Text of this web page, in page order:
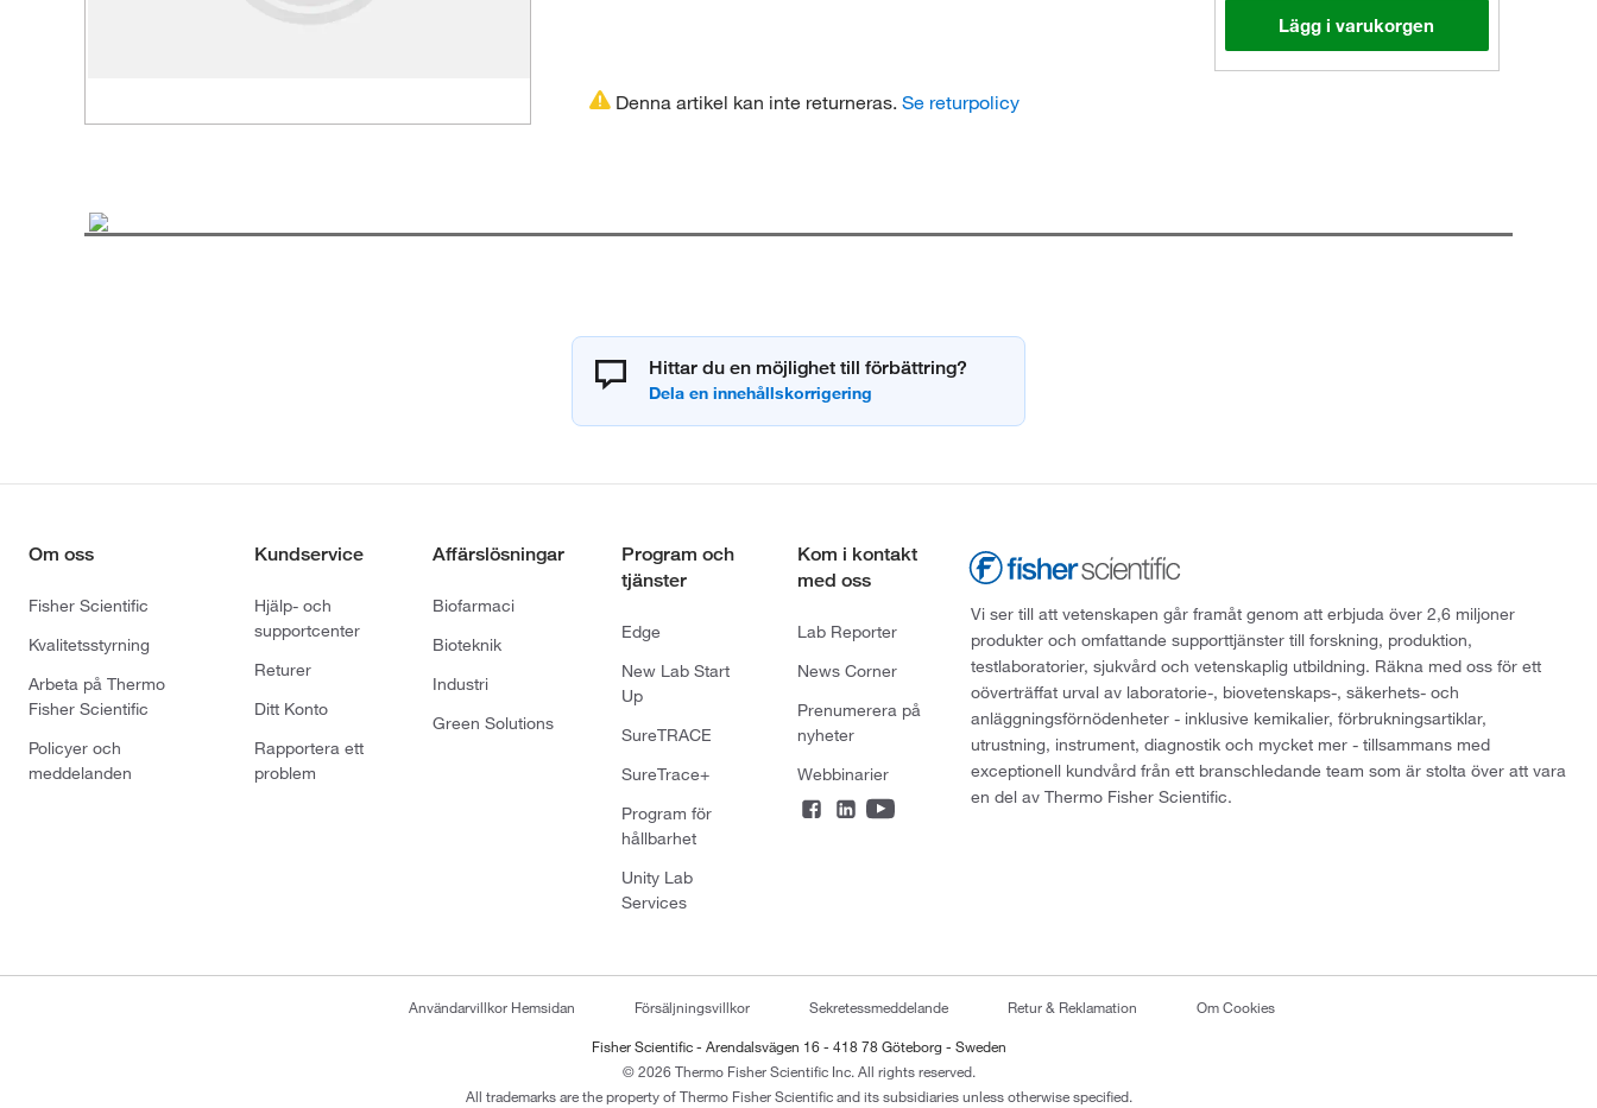
Lägg i varukorgen
Denna artikel kan inte returneras. Se returpolicy
Hittar du en möjlighet till förbättring?
Om oss
Fisher Scientific
Kvalitetsstyrning
Arbeta på Thermo
Fisher Scientific
Policyer och
meddelanden
Kundservice
Hjälp- och
supportcenter
Returer
Ditt Konto
Rapportera ett
problem
Affärslösningar
Biofarmaci
Bioteknik
Industri
Green Solutions
Program och
tjänster
Edge
New Lab Start
Up
SureTRACE
SureTrace+
Program för
hållbarhet
Unity Lab
Services
Kom i kontakt
med oss
Lab Reporter
News Corner
Prenumerera på
nyheter
Webbinarier
Vi ser till att vetenskapen går framåt genom att erbjuda över 2,6 miljoner
produkter och omfattande supporttjänster till forskning, produktion,
testlaboratorier, sjukvård och vetenskaplig utbildning. Räkna med oss för ett
oöverträffat urval av laboratorie-, biovetenskaps-, säkerhets- och
anläggningsförnödenheter - inklusive kemikalier, förbrukningsartiklar,
utrustning, instrument, diagnostik och mycket mer - tillsammans med
exceptionell kundvård från ett branschledande team som är stolta över att vara
en del av Thermo Fisher Scientific.
Användarvillkor Hemsidan Försäljningsvillkor Sekretessmeddelande Retur & Reklamation Om Cookies
Fisher Scientific - Arendalsvägen 16 - 418 78 Göteborg - Sweden
© 2026 Thermo Fisher Scientific Inc. All rights reserved.
All trademarks are the property of Thermo Fisher Scientific and its subsidiaries unless otherwise specified.